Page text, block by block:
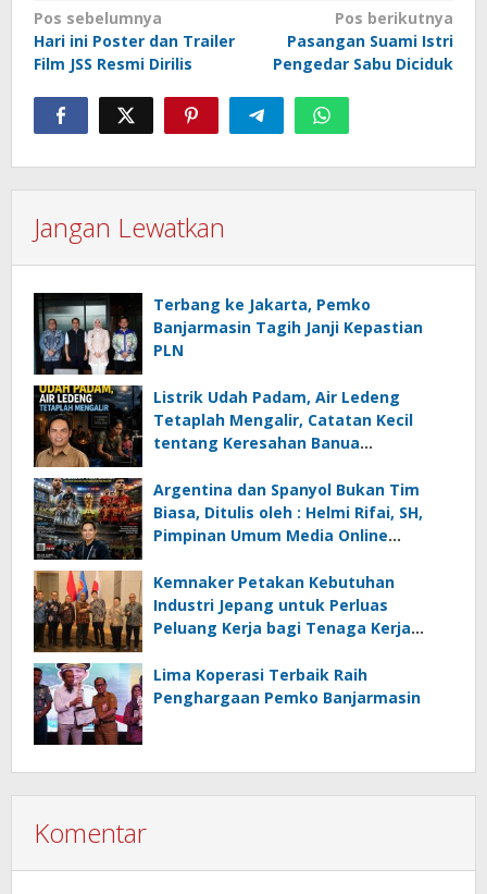
Navigasi
pos
Pos sebelumnya
Hari ini Poster dan Trailer
Film JSS Resmi Dirilis
Pos berikutnya
Pasangan Suami Istri
Pengedar Sabu Diciduk
Jangan Lewatkan
Terbang ke Jakarta, Pemko
Banjarmasin Tagih Janji Kepastian
PLN
Listrik Udah Padam, Air Ledeng
Tetaplah Mengalir, Catatan Kecil
tentang Keresahan Banua
Ancaman Lingkungan, Oleh : Helmi
Rifai, SH
Argentina dan Spanyol Bukan Tim
Biasa, Ditulis oleh : Helmi Rifai, SH,
Pimpinan Umum Media Online
Kemnaker Petakan Kebutuhan
Industri Jepang untuk Perluas
Peluang Kerja bagi Tenaga Kerja
Lima Koperasi Terbaik Raih
Penghargaan Pemko Banjarmasin
Komentar